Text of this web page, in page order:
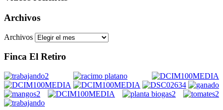
Archivos
Archivos
Finca El Retiro